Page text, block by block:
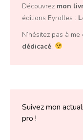
Découvrez mon
éditions Eyrolles :
N’hésitez pas à
dédicacé.
Suivez mon
pro !